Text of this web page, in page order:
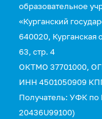
образовательное
«Курганский
640020, Курганская
63, стр. 4
ОКТМО 37701000,
ИНН 4501050909
Получатель: УФК по
20436U99100)